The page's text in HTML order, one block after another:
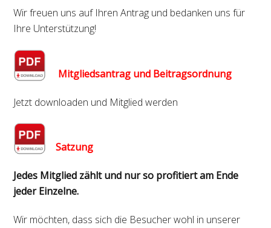
Wir freuen uns auf Ihren Antrag und bedanken uns für
Ihre Unterstützung!
Mitgliedsantrag und Beitragsordnung
Jetzt downloaden und Mitglied werden
Satzung
Jedes Mitglied zählt und nur so profitiert am Ende
jeder Einzelne.
Wir möchten, dass sich die Besucher wohl in unserer